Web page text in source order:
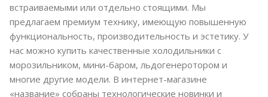
встраиваемыми или отдельно стоящими. Мы
предлагаем премиум технику, имеющую повышенную
функциональность, производительность и эстетику. У
нас можно купить качественные холодильники с
морозильником, мини-баром, льдогенеротором и
многие другие модели. В интернет-магазине
«название» собраны технологические новинки и